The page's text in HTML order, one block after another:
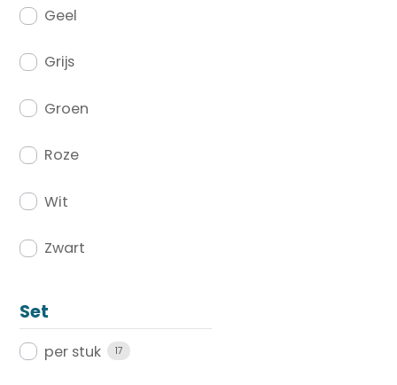
Geel
Grijs
Groen
Roze
Wit
Zwart
Set
per stuk 17